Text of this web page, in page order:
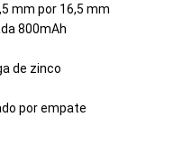
mm por 16,5 mm
800mAh
de zinco
por empate